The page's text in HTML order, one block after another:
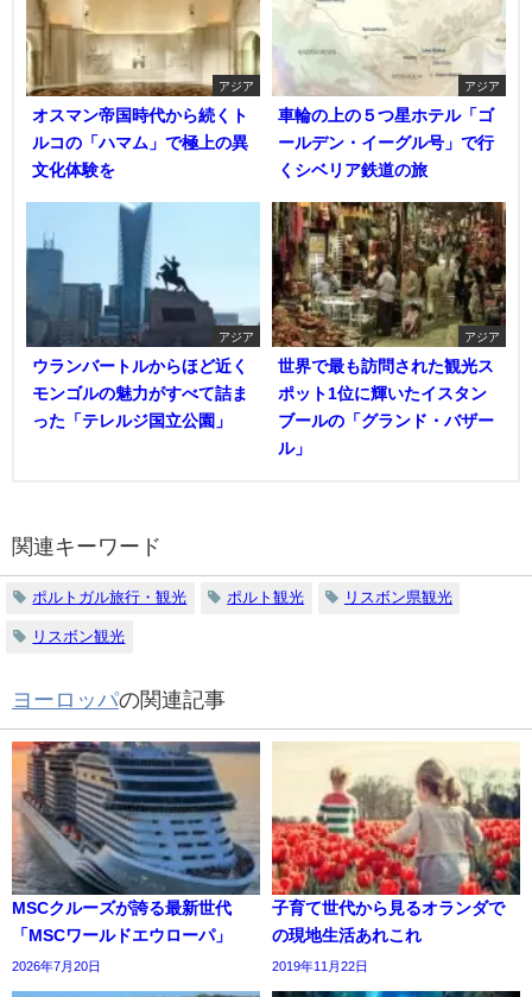
アジア
オスマン帝国時代から続くト
ルコの「ハマム」で極上の異
文化体験を
アジア
車輪の上の５つ星ホテル「ゴ
ールデン・イーグル号」で行
くシベリア鉄道の旅
アジア
ウランバートルからほど近く
モンゴルの魅力がすべて詰ま
った「テレルジ国立公園」
アジア
世界で最も訪問された観光ス
ポット1位に輝いたイスタン
ブールの「グランド・バザー
ル」
関連キーワード
ポルトガル旅行・観光 ポルト観光 リスボン県観光
リスボン観光
ヨーロッパの関連記事
MSCクルーズが誇る最新世代
「MSCワールドエウローパ」
2026年7月20日
子育て世代から見るオランダで
の現地生活あれこれ
2019年11月22日